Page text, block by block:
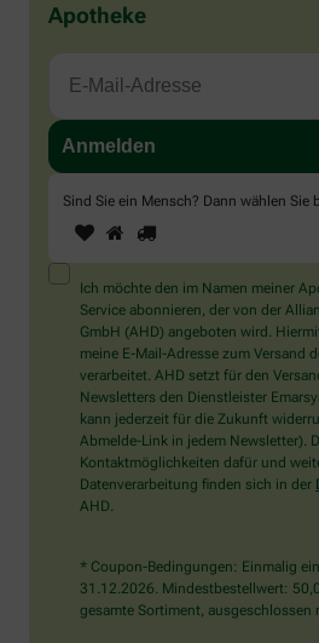
Apotheke
Sind Sie ein Mensch? Dann wählen Sie
Sind
Sie
ein
Mensch?
Dann
wählen
Sie
bitte
den
LKW.
1 2
Ich möchte den im Namen meiner
Service abonnieren, der von der
GmbH (AHD) angeboten wird.
meine E-Mail-Adresse zum Versand
verarbeitet. AHD setzt für den
Newsletters den Dienstleister
kann jederzeit für die Zukunft
Abmelde-Link in jedem Newsletter).
Kontaktmöglichkeiten dafür und
Datenverarbeitung finden sich in der
AHD.
* Coupon-Bedingungen: Einmalig
31.12.2026. Mindestbestellwert:
gesamte Sortiment,